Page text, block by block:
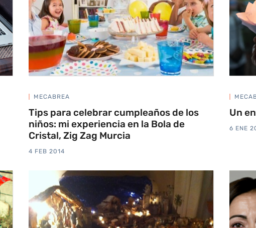
MECABREA
Tips para celebrar cumpleaños de los
niños: mi experiencia en la Bola de
Cristal, Zig Zag Murcia
4 FEB 2014
Un
6 ENE